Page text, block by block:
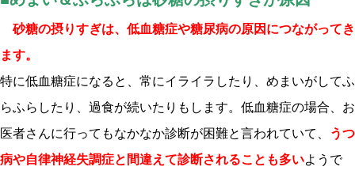
砂糖の摂りすぎは、低血糖症や糖尿病の原因につながってき
ます。
特に低血糖症になると、常にイライラしたり、めまいがしてふ
らふらしたり、過食が続いたりもします。低血糖症の場合、お
医者さんに行ってもなかなか診断が困難と言われていて、
うつ
病や自律神経失調症と間違えて診断されることも多いようで